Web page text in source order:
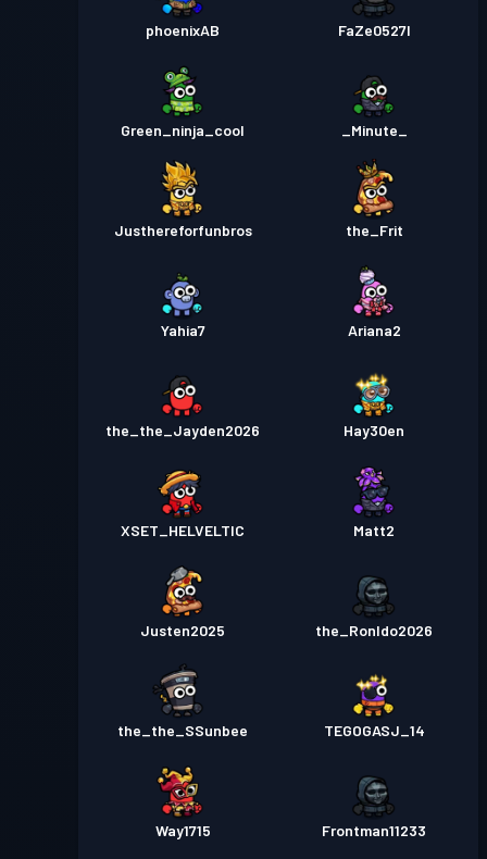
phoenixAB FaZe0527l
Green_ninja_cool _Minute_
Justhereforfunbros the_Frit
Yahia7 Ariana2
the_the_Jayden2026 Hay30en
XSET_HELVELTIC Matt2
Justen2025 the_Ronldo2026
the_the_SSunbee TEGOGASJ_14
Way1715 Frontman11233